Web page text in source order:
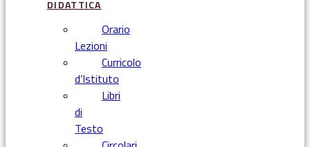
DIDATTICA
Orario
Lezioni
Curricolo
d’Istituto
Libri
di
Testo